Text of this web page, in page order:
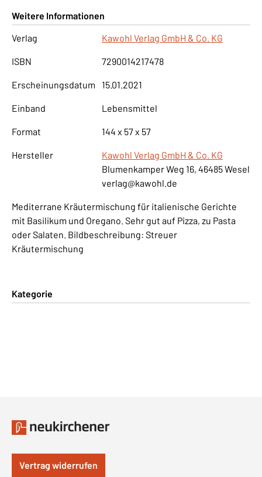
Weitere Informationen
Verlag
Kawohl Verlag GmbH & Co. KG
ISBN 7290014217478
Erscheinungsdatum 15.01.2021
Einband Lebensmittel
Format 144 x 57 x 57
Hersteller
Kawohl Verlag GmbH & Co. KG
Blumenkamper Weg 16, 46485 Wesel
verlag@kawohl.de
Mediterrane Kräutermischung für italienische Gerichte
mit Basilikum und Oregano. Sehr gut auf Pizza, zu Pasta
oder Salaten. Bildbeschreibung: Streuer
Kräutermischung
Kategorie
Vertrag widerrufen